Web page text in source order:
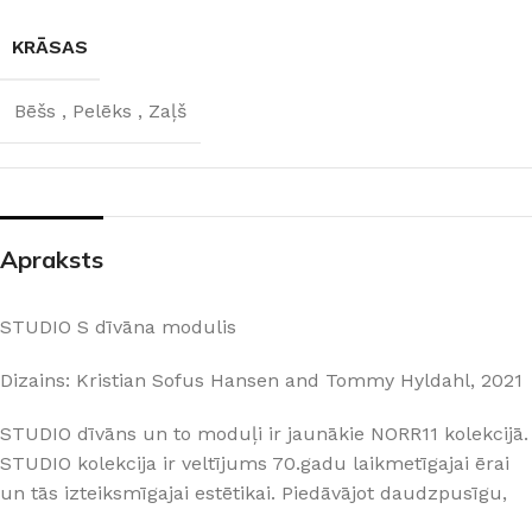
KRĀSAS
Bēšs , Pelēks , Zaļš
Apraksts
STUDIO S dīvāna modulis
Dizains: Kristian Sofus Hansen and Tommy Hyldahl, 2021
STUDIO dīvāns un to moduļi ir jaunākie NORR11 kolekcijā.
STUDIO kolekcija ir veltījums 70.gadu laikmetīgajai ērai
un tās izteiksmīgajai estētikai. Piedāvājot daudzpusīgu,